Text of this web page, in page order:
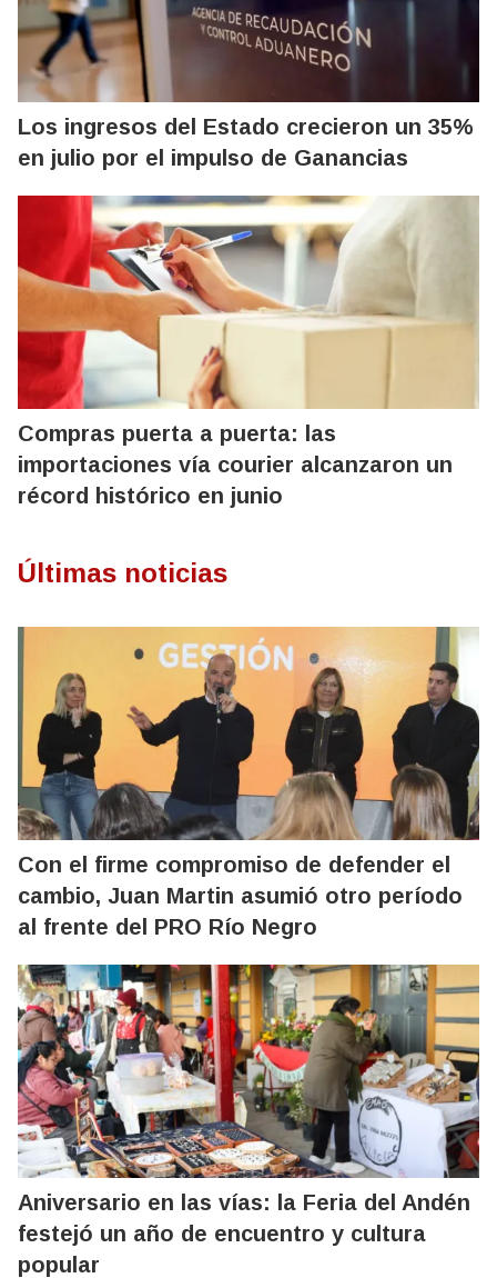
Los ingresos del Estado crecieron un 35%
en julio por el impulso de Ganancias
Compras puerta a puerta: las
importaciones vía courier alcanzaron un
récord histórico en junio
Últimas noticias
Con el firme compromiso de defender el
cambio, Juan Martin asumió otro período
al frente del PRO Río Negro
Aniversario en las vías: la Feria del Andén
festejó un año de encuentro y cultura
popular